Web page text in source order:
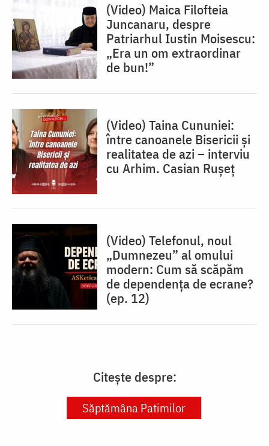
(Video) Maica Filofteia
Juncanaru, despre
Patriarhul Iustin Moisescu:
„Era un om extraordinar
de bun!”
(Video) Taina Cununiei:
între canoanele Bisericii și
realitatea de azi – interviu
cu Arhim. Casian Rușeț
(Video) Telefonul, noul
„Dumnezeu” al omului
modern: Cum să scăpăm
de dependența de ecrane?
(ep. 12)
Citește despre:
Săptămâna Patimilor